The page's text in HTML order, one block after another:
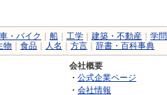
・バイク 船 工学 建築・不動産
学問
物 食品 人名 方言 辞書・百科事典
会社概要
・ 公式企業ページ
・ 会社情報